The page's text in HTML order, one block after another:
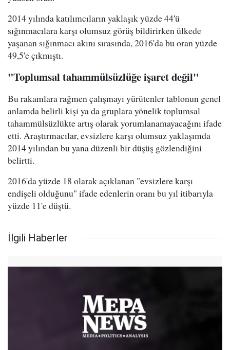
2014 yılında katılımcıların yaklaşık yüzde 44'ü
sığınmacılara karşı olumsuz görüş bildirirken ülkede
yaşanan sığınmacı akını sırasında, 2016'da bu oran yüzde
49,5'e çıkmıştı.
"Toplumsal tahammülsüzlüğe işaret değil"
Bu rakamlara rağmen çalışmayı yürütenler tablonun genel
anlamda belirli kişi ya da gruplara yönelik toplumsal
tahammülsüzlükte artış olarak yorumlanamayacağını ifade
etti. Araştırmacılar, evsizlere karşı olumsuz yaklaşımda
2014 yılından bu yana düzenli bir düşüş gözlendiğini
belirtti.
2016'da yüzde 18 olarak açıklanan "evsizlere karşı
endişeli olduğunu" ifade edenlerin oranı bu yıl itibarıyla
yüzde 11'e düştü.
İlgili Haberler